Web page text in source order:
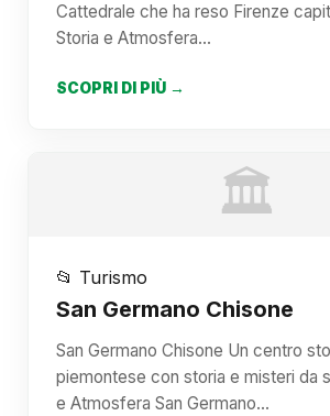
Cattedrale che ha reso Firenze
Storia e Atmosfera…
SCOPRI DI PIÙ →
🏛️
📂 Turismo
San Germano Chisone
San Germano Chisone Un centro
piemontese con storia e misteri da
e Atmosfera San Germano…